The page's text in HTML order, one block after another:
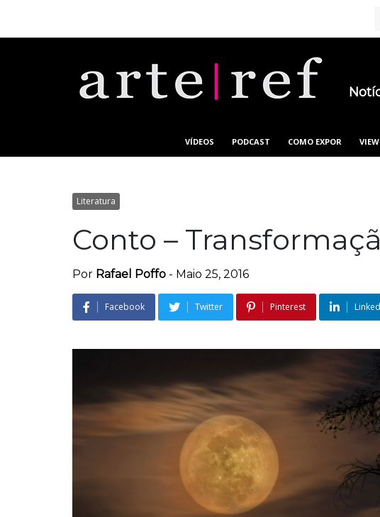
VÍDEOS PODCAST COMO EXPOR
Literatura
Conto –
Por Rafael Poffo - Maio 25, 2016
Facebook Twitter Pinterest